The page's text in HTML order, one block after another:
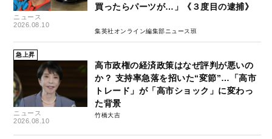
ニュース
2026.08.10
買ったらパーツが…」《３度目の逮捕》
集英社オンライン編集部ニュース班
急上昇
ニュース
2026.08.10
高市政権の経済政策はなぜ評判が悪いの
か？ 支持率急落を招いた“変節”…「高市
トレード」が「高市ショック」に変わっ
た背景
竹橋大吉